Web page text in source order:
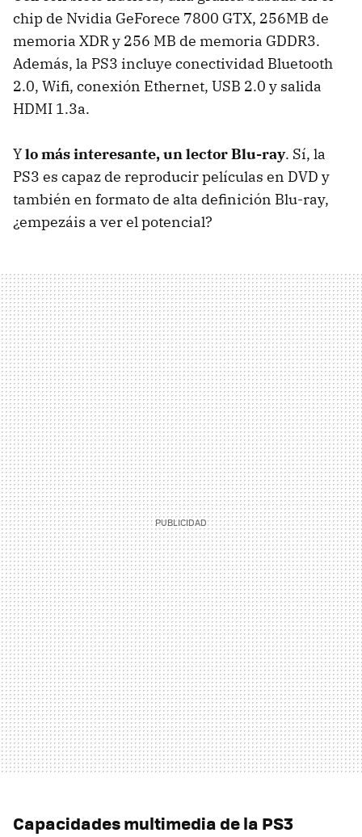
chip de Nvidia GeForece 7800 GTX, 256MB de
memoria XDRy 256 MB de memoria GDDR3.
Además, la PS3 incluye conectividad Bluetooth
2.0, Wifi, conexión Ethernet, USB 2.0 y salida
HDMI 1.3a.
Ylo más interesante, un lector Blu-ray. Sí, la
PS3 es capaz de reproducir películas en DVD y
también en formato de alta definición Blu-ray,
¿empezáis a ver el potencial?
Capacidades multimedia de la PS3